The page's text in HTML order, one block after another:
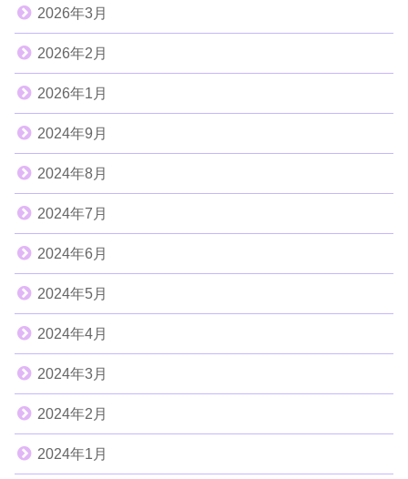
2026年3月
2026年2月
2026年1月
2024年9月
2024年8月
2024年7月
2024年6月
2024年5月
2024年4月
2024年3月
2024年2月
2024年1月